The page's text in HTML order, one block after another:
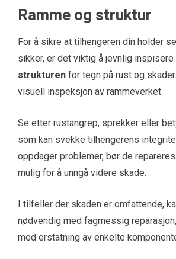
Ramme og struktur
For å sikre at tilhengeren din holder
sikker, er det viktig å jevnlig inspisere
strukturen for tegn på rust og
visuell inspeksjon av rammeverket.
Se etter rustangrep, sprekker eller
som kan svekke tilhengerens
oppdager problemer, bør de
mulig for å unngå videre skade.
I tilfeller der skaden er omfattende,
nødvendig med fagmessig
med erstatning av enkelte